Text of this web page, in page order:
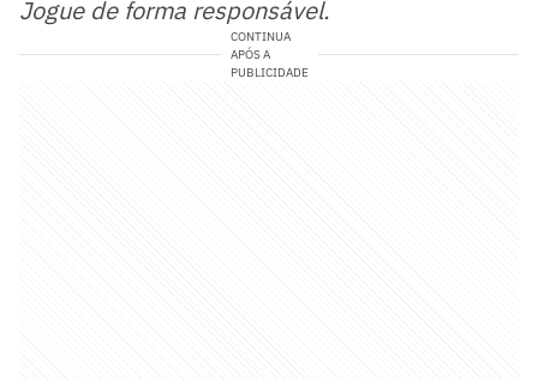
Jogue de forma responsável.
CONTINUA
APÓS A
PUBLICIDADE